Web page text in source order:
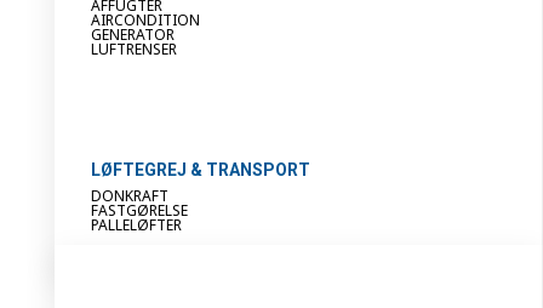
AFFUGTER
AIRCONDITION
GENERATOR
LUFTRENSER
LØFTEGREJ & TRANSPORT
DONKRAFT
FASTGØRELSE
PALLELØFTER